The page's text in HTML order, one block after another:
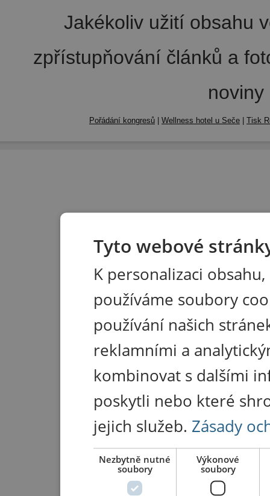
Jakékoliv užití obsahu
zpřístupňování článků a
Pořádání kongresů | Wellness hotel u Seče | Tisk
Tyto webové
K personalizaci
používáme soubory
používání našich
reklamními a
kombinovat s dalšími
poskytli nebo které
jejich služeb. Zásady
Nezbytně nutné
soubory
Výkonové
soubory